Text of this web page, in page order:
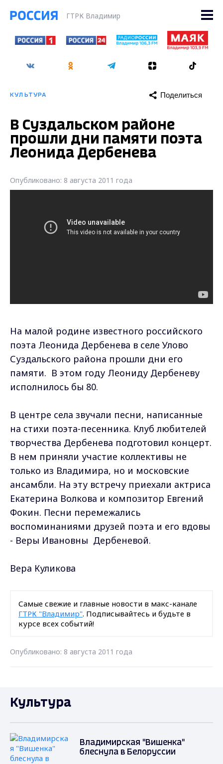
ГТРК Владимир
КУЛЬТУРА Поделиться
В Суздальском районе
прошли дни памяти поэта
Леонида Дербенева
Опубликовано: 8 августа 2011 года
На малой родине известного российского
поэта Леонида Дербенева в селе Улово
Суздальского района прошли дни его
памяти. В этом году Леониду Дербеневу
исполнилось бы 80.
В центре села звучали песни, написанные
на стихи поэта-песенника. Клуб любителей
творчества Дербенева подготовил концерт.
В нем приняли участие коллективы не
только из Владимира, но и московские
ансамбли. На эту встречу приехали актриса
Екатерина Волкова и композитор Евгений
Фокин. Песни перемежались
воспоминаниями друзей поэта и его вдовы
- Веры Ивановны Дербеневой.
Вера Куликова
Самые свежие и главные новости в макс-канале
ГТРК "Владимир". Подписывайтесь и будьте в
курсе всех событий!
Опубликовано: 8 августа 2011 года
Культура
Владимирская "Вишенка"
блеснула в Белоруссии